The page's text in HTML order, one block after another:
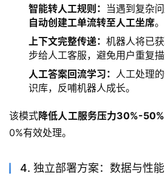
智能转人工规则： 当遇到复杂
自动创建工单流转至人工坐席。
上下文完整传递： 机器人将已
步给人工客服，避免用户重复描
人工答案回流学习： 人工处理
识库，反哺机器人成长。
该模式降低人工服务压力30%-50%
0%有效处理。
4. 独立部署方案：数据与性